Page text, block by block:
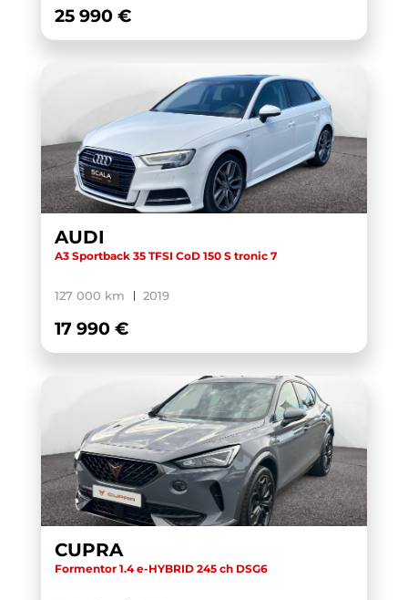
25 990 €
AUDI
A3 Sportback 35 TFSI CoD 150 S tronic 7
127 000 km 2019
17 990 €
CUPRA
Formentor 1.4 e-HYBRID 245 ch DSG6